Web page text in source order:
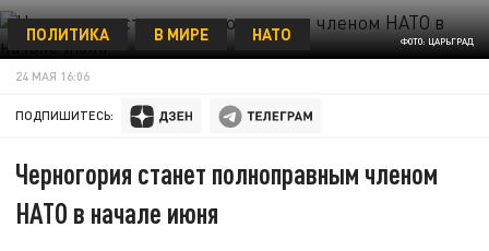
ФОТО: ЦАРЬГРАД
ПОЛИТИКА В МИРЕ НАТО
24 МАЯ 16:06
ПОДПИШИТЕСЬ:
Черногория станет полноправным членом
НАТО в начале июня